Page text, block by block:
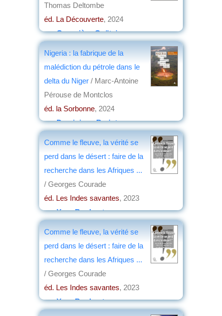
Thomas Deltombe
éd. La Découverte, 2024
parGeneviève Goëtzinger
Nigeria : la fabrique de la
malédiction du pétrole dans le
delta du Niger / Marc-Antoine
Pérouse de Montclos
éd. la Sorbonne, 2024
parDominique Barjot
Comme le fleuve, la vérité se
perd dans le désert : faire de la
recherche dans les Afriques ...
/ Georges Courade
éd. Les Indes savantes, 2023
parYves Boulvert
Comme le fleuve, la vérité se
perd dans le désert : faire de la
recherche dans les Afriques ...
/ Georges Courade
éd. Les Indes savantes, 2023
parYves Boulvert